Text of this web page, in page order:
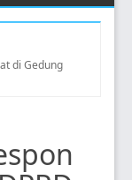
di Gedung